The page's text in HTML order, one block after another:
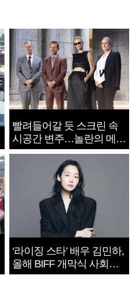
빨려들어갈 듯 스크린 속
시공간 변주…놀란의 메시
지는 ‘전쟁 속죄’
‘라이징 스타’ 배우 김민하,
올해 BIFF 개막식 사회자
확정